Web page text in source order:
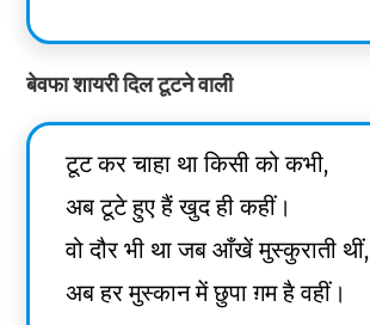
बेवफा शायरी दिल टूटने वाली
टूट कर चाहा था किसी को कभी,
अब टूटे हुए हैं खुद ही कहीं।
वो दौर भी था जब आँखें मुस्कुराती थीं,
अब हर मुस्कान में छुपा ग़म है वहीं।